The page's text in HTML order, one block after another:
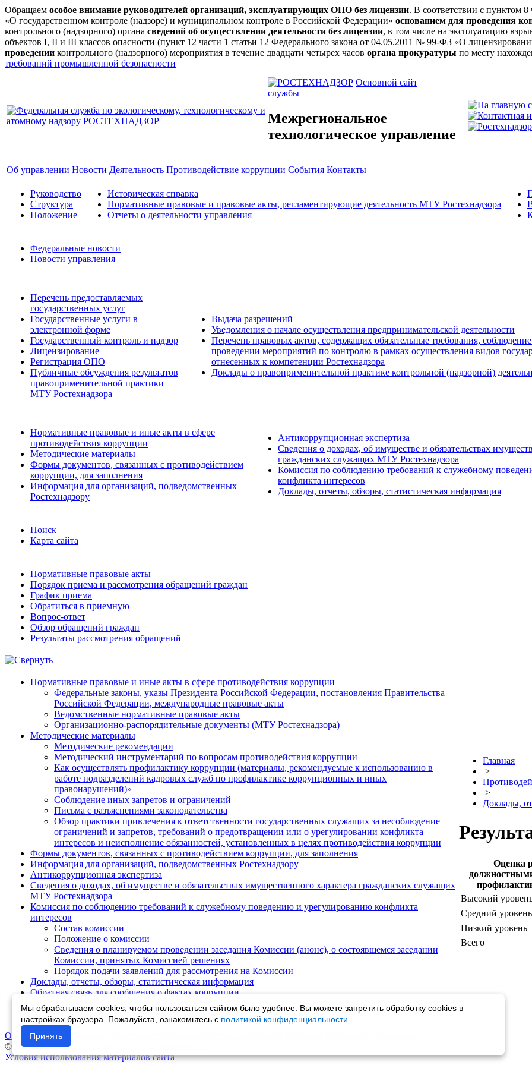
Обращаем особое внимание руководителей организаций, эксплуатирующих ОПО без лицензии. В соответствии с пунктом
«О государственном контроле (надзоре) и муниципальном контроле в Российской Федерации» основанием для проведения
контрольного (надзорного) органа сведений об осуществлении деятельности без лицензии, в том числе на эксплуатацию
объектов I, II и III классов опасности (пункт 12 части 1 статьи 12 Федерального закона от 04.05.2011 № 99-ФЗ «О
проведении контрольного (надзорного) мероприятия в течение двадцати четырех часов органа прокуратуры по месту
требований промышленной безопасности
Основной сайт
службы
Межрегиональное
технологическое управление
Об управлении Новости Деятельность Противодействие коррупции События Контакты
Руководство
Структура
Положение
Историческая справка
Нормативные правовые и правовые акты, регламентирующие деятельность МТУ Ростехнадзора
Отчеты о деятельности управления
Федеральные новости
Новости управления
Перечень предоставляемых
государственных услуг
Государственные услуги в
электронной форме
Государственный контроль и надзор
Лицензирование
Регистрация ОПО
Публичные обсуждения результатов
правоприменительной практики
МТУ Ростехнадзора
Выдача разрешений
Уведомления о начале осуществления предпринимательской деятельности
Перечень правовых актов, содержащих обязательные требования,
проведении мероприятий по контролю в рамках осуществления видов
отнесенных к компетенции Ростехнадзора
Доклады о правоприменительной практике контрольной (надзорной)
Нормативные правовые и иные акты в сфере
противодействия коррупции
Методические материалы
Формы документов, связанных с противодействием
коррупции, для заполнения
Информация для организаций, подведомственных
Ростехнадзору
Антикоррупционная экспертиза
Сведения о доходах, об имуществе и обязательствах
гражданских служащих МТУ Ростехнадзора
Комиссия по соблюдению требований к служебному
конфликта интересов
Доклады, отчеты, обзоры, статистическая информация
Поиск
Карта сайта
Нормативные правовые акты
Порядок приема и рассмотрения обращений граждан
График приема
Обратиться в приемную
Вопрос-ответ
Обзор обращений граждан
Результаты рассмотрения обращений
Нормативные правовые и иные акты в сфере противодействия коррупции
Федеральные законы, указы Президента Российской Федерации, постановления Правительства
Российской Федерации, международные правовые акты
Ведомственные нормативные правовые акты
Организационно-распорядительные документы (МТУ Ростехнадзора)
Методические материалы
Методические рекомендации
Методический инструментарий по вопросам противодействия коррупции
Как осуществлять профилактику коррупции (материалы, рекомендуемые к использованию в
работе подразделений кадровых служб по профилактике коррупционных и иных
правонарушений)»
Соблюдение иных запретов и ограничений
Письма с разъяснениями законодательства
Обзор практики привлечения к ответственности государственных служащих за несоблюдение
ограничений и запретов, требований о предотвращении или о урегулировании конфликта
интересов и неисполнение обязанностей, установленных в целях противодействия коррупции
Формы документов, связанных с противодействием коррупции, для заполнения
Информация для организаций, подведомственных Ростехнадзору
Антикоррупционная экспертиза
Сведения о доходах, об имуществе и обязательствах имущественного характера гражданских служащих
МТУ Ростехнадзора
Комиссия по соблюдению требований к служебному поведению и урегулированию конфликта
интересов
Состав комиссии
Положение о комиссии
Сведения о планируемом проведении заседания Комиссии (анонс), о состоявшемся заседании
Комиссии, принятых Комиссией решениях
Порядок подачи заявлений для рассмотрения на Комиссии
Доклады, отчеты, обзоры, статистическая информация
Обратная связь для сообщения о фактах коррупции
Объявления
Материалы антикоррупционного просвещения
Главная
>
>
Доклады,
Оценка
Высокий
Средний уровень
Низкий уровень
Всего
Об управлении
© Ростехнадзор 2013-2026. Все права защищены.
Условия использования материалов сайта
Мы обрабатываем cookies, чтобы пользоваться сайтом было удобнее. Вы можете запретить обработку cookies в
настройках браузера. Пожалуйста, ознакомьтесь с политикой конфиденциальности
Принять